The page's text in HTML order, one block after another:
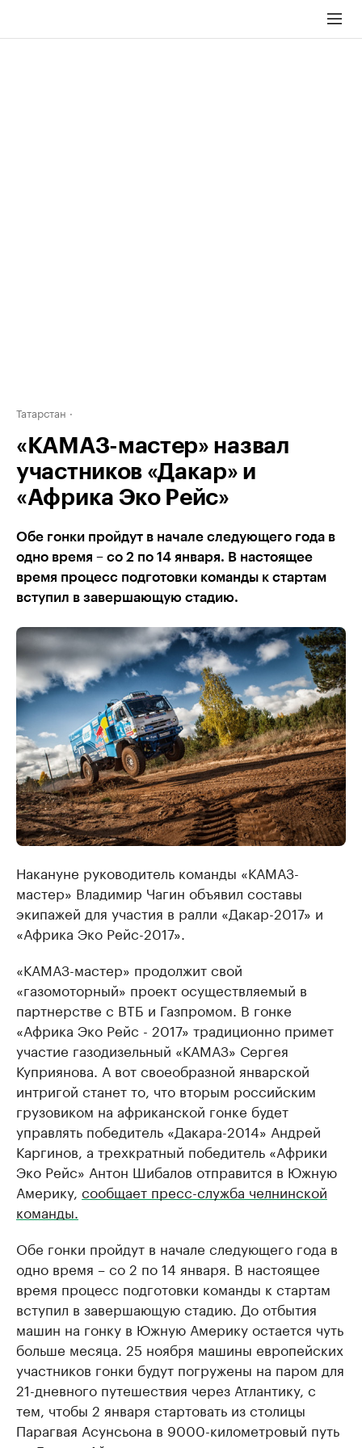
Татарстан
«КАМАЗ-мастер» назвал
участников «Дакар» и
«Африка Эко Рейс»
Обе гонки пройдут в начале следующего года в
одно время – со 2 по 14 января. В настоящее
время процесс подготовки команды к стартам
вступил в завершающую стадию.
Накануне руководитель команды «КАМАЗ-
мастер» Владимир Чагин объявил составы
экипажей для участия в ралли «Дакар-2017» и
«Африка Эко Рейс-2017».
«КАМАЗ-мастер» продолжит свой
«газомоторный» проект осуществляемый в
партнерстве с ВТБ и Газпромом. В гонке
«Африка Эко Рейс - 2017» традиционно примет
участие газодизельный «КАМАЗ» Сергея
Куприянова. А вот своеобразной январской
интригой станет то, что вторым российским
грузовиком на африканской гонке будет
управлять победитель «Дакара-2014» Андрей
Каргинов, а трехкратный победитель «Африки
Эко Рейс» Антон Шибалов отправится в Южную
Америку, сообщает пресс-служба челнинской
команды.
Обе гонки пройдут в начале следующего года в
одно время – со 2 по 14 января. В настоящее
время процесс подготовки команды к стартам
вступил в завершающую стадию. До отбытия
машин на гонку в Южную Америку остается чуть
больше месяца. 25 ноября машины европейских
участников гонки будут погружены на паром для
21-дневного путешествия через Атлантику, с
тем, чтобы 2 января стартовать из столицы
Парагвая Асунсьона в 9000-километровый путь